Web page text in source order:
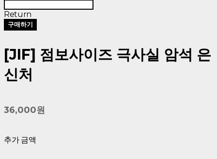
Return
구매하기
[JIF] 점보사이즈 극사실 암석 은
신처
36,000원
추가 금액